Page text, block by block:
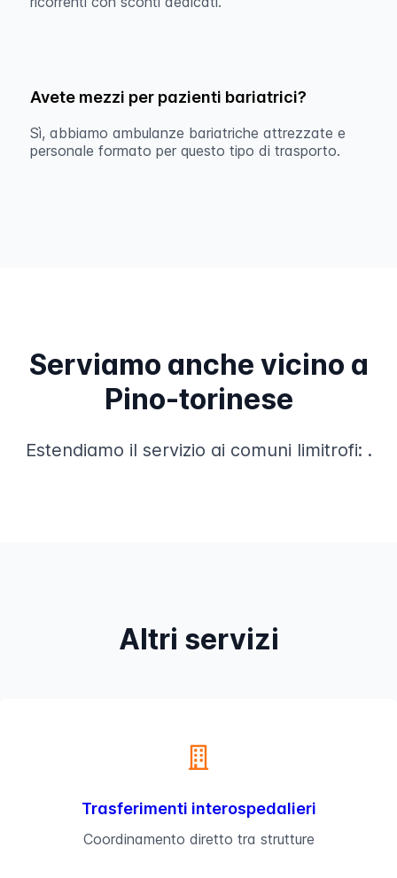
Avete mezzi per pazienti bariatrici?
Sì, abbiamo ambulanze bariatriche attrezzate e
personale formato per questo tipo di trasporto.
Serviamo anche vicino a
Pino-torinese
Estendiamo il servizio ai comuni limitrofi: .
Altri servizi
Trasferimenti interospedalieri
Coordinamento diretto tra strutture